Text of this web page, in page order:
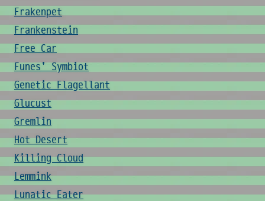
Frakenpet
Frankenstein
Free Car
Funes' Symbiot
Genetic Flagellant
Glucust
Gremlin
Hot Desert
Killing Cloud
Lemmink
Lunatic Eater